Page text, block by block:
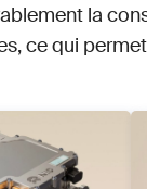
la
ce qui